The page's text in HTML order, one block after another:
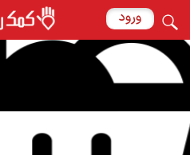
ورود